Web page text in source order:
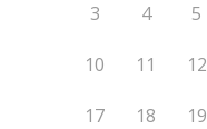
3 4 5
10 11 12
17 18 19